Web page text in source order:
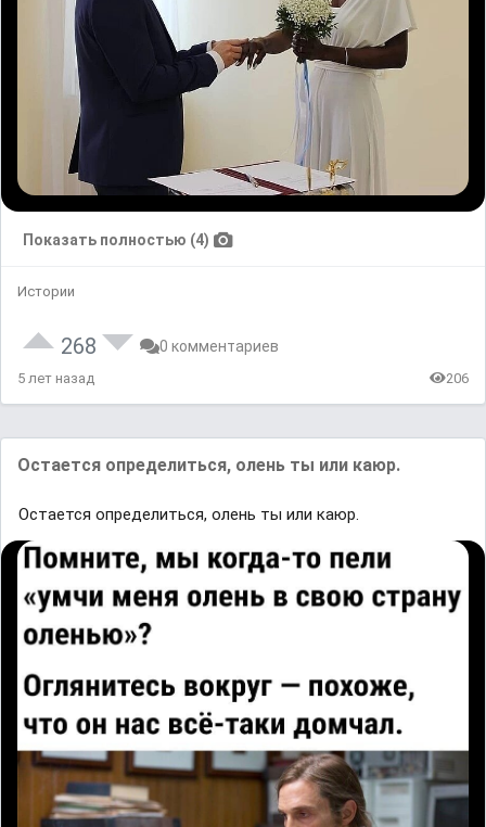
Показать полностью (4)
Истории
268 0 комментариев
5 лет назад 206
Остается определиться, олень ты или каюр.
Остается определиться, олень ты или каюр.